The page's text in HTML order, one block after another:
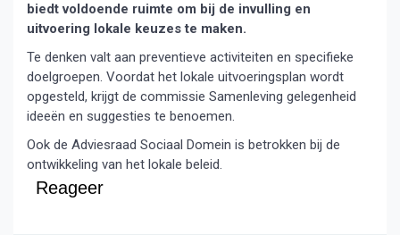
biedt voldoende ruimte om bij de invulling en
uitvoering lokale keuzes te maken.
Te denken valt aan preventieve activiteiten en specifieke
doelgroepen. Voordat het lokale uitvoeringsplan wordt
opgesteld, krijgt de commissie Samenleving gelegenheid
ideeën en suggesties te benoemen.
Ook de Adviesraad Sociaal Domein is betrokken bij de
ontwikkeling van het lokale beleid.
Reageer